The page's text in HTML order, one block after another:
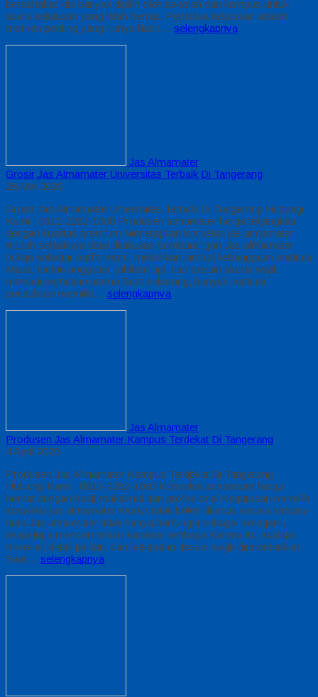
bersahabat kini banyak dipilih oleh sekolah dan kampus untuk
acara kelulusan yang lebih hemat. Peristiwa kelulusan adalah
momen penting yang hanya hadir… selengkapnya
Jas Almamater
Grosir Jas Almamater Universitas Terbaik Di Tangerang
26 Mei 2026
Grosir Jas Almamater Universitas Terbaik Di Tangerang Hubungi
Kami : 0812-2282-1060 Produsen almamater harga terjangkau
dengan kualitas premium Menetapkan konveksi jas almamater
murah sebaiknya tidak dilakukan sembarangan Jas almamater
bukan sekadar outfit resmi, melainkan simbol kebanggaan institusi
Maka, bahan unggulan, jahitan rapi, dan desain akurat wajib
menjadi perhatian utama Saat sekarang, banyak institusi
pendidikan memilih… selengkapnya
Jas Almamater
Produsen Jas Almamater Kampus Terdekat Di Tangerang
4 April 2026
Produsen Jas Almamater Kampus Terdekat Di Tangerang
Hubungi Kami : 0812-2282-1060 Konveksi almamater harga
hemat dengan hasil maksimal dan profesional Keputusan memilih
konveksi jas almamater murah tidak boleh diambil secara terburu-
buru Jas almamater tidak hanya berfungsi sebagai seragam,
tetapi juga mencerminkan karakter lembaga Karena itu, kualitas
material, detail jahitan, dan ketepatan desain wajib diprioritaskan
Saat… selengkapnya